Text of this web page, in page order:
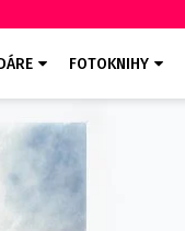
FOTOKNIHY